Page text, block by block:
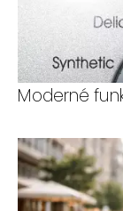
Moderné